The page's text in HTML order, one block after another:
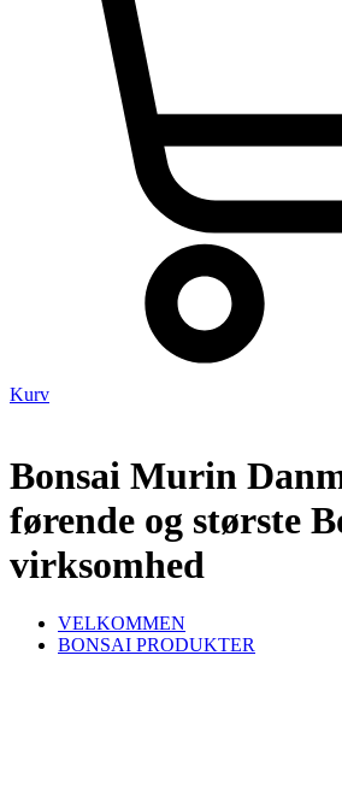
Kurv
Bonsai Murin
førende og største
virksomhed
VELKOMMEN
BONSAI PRODUKTER